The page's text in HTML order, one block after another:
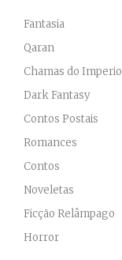
Fantasia
Qaran
Chamas do Imperio
Dark Fantasy
Contos Postais
Romances
Contos
Noveletas
Ficção Relâmpago
Horror